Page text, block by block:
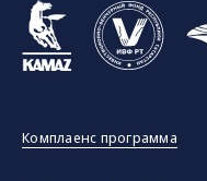
Комплаенс программа